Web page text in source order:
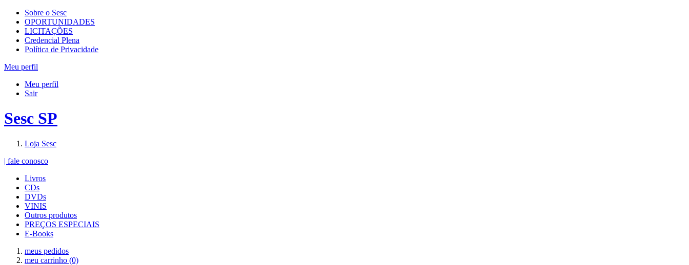
Sobre o Sesc
OPORTUNIDADES
LICITAÇÕES
Credencial Plena
Política de Privacidade
Meu perfil
Meu perfil
Sair
Sesc SP
Loja Sesc
| fale conosco
Livros
CDs
DVDs
VINIS
Outros produtos
PREÇOS ESPECIAIS
E-Books
meus pedidos
meu carrinho (0)